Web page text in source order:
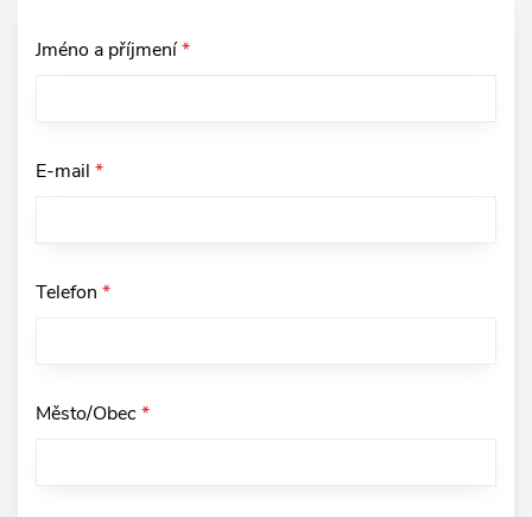
Jméno a příjmení*
E-mail *
Telefon *
Město/Obec*